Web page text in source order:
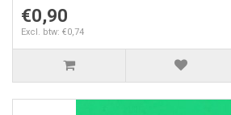
€0,90
Excl. btw: €0,74